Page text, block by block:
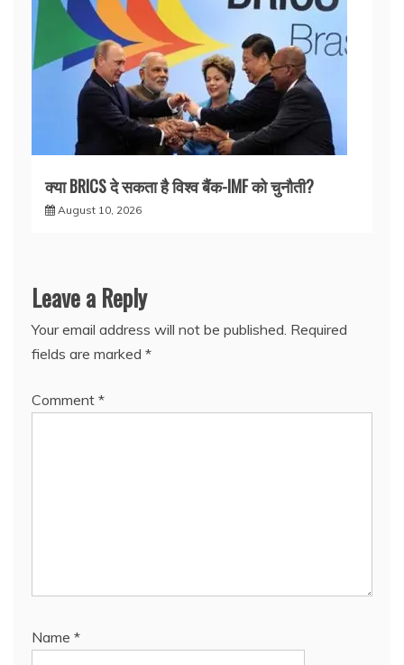
क्या BRICS दे सकता है विश्व बैंक-IMF को चुनौती?
August 10, 2026
Leave a Reply
Your email address will not be published. Required
fields are marked *
Comment *
Name *